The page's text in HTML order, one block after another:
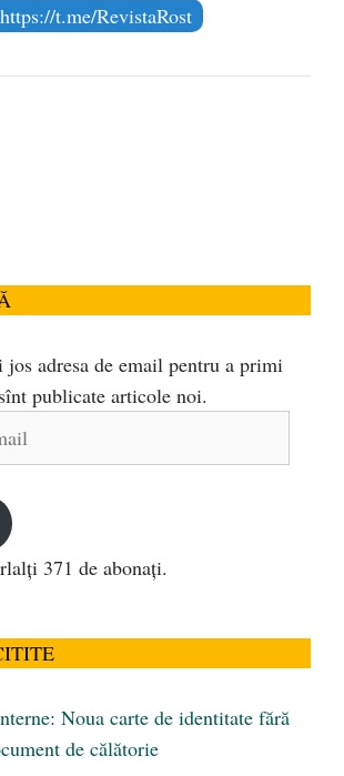
https://t.me/RevistaRost
adresa de email pentru a primi
publicate articole noi.
371 de abonați.
Noua carte de identitate fără
de călătorie